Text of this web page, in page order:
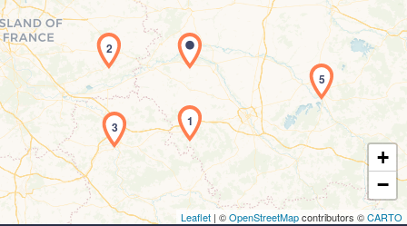
Chargement de la carte en cours...
1
2
3
5
+
−
Leaflet | ©OpenStreetMapcontributors ©CARTO